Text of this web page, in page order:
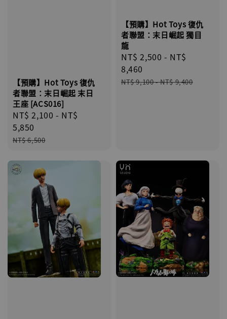
【預購】Hot Toys 復仇
者聯盟：末日崛起 末日
王座 [ACS016]
Sale
price
NT$ 2,100 - NT$
5,850
Regular
NT$ 6,500
【預購】Hot Toys 復仇
者聯盟：末日崛起 獨目
龍
Sale
price
NT$ 2,500 - NT$
8,460
Regular
NT$ 9,100-NT$ 9,400